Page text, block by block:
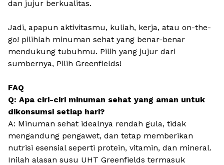
dan jujur berkualitas.
Jadi, apapun aktivitasmu, kuliah, kerja, atau on-the-
go! pilihlah minuman sehat yang benar-benar
mendukung tubuhmu. Pilih yang jujur dari
sumbernya, Pilih Greenfields!
FAQ
Q: Apa ciri-ciri minuman sehat yang aman untuk
dikonsumsi setiap hari?
A: Minuman sehat idealnya rendah gula, tidak
mengandung pengawet, dan tetap memberikan
nutrisi esensial seperti protein, vitamin, dan mineral.
Inilah alasan susu UHT Greenfields termasuk